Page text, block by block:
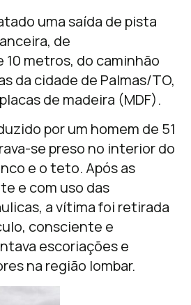
uma saída de pista
de
metros, do caminhão
da cidade de Palmas/TO,
de madeira (MDF).
por um homem de 51
se preso no interior do
e o teto. Após as
e com uso das
a vítima foi retirada
consciente e
escoriações e
na região lombar.